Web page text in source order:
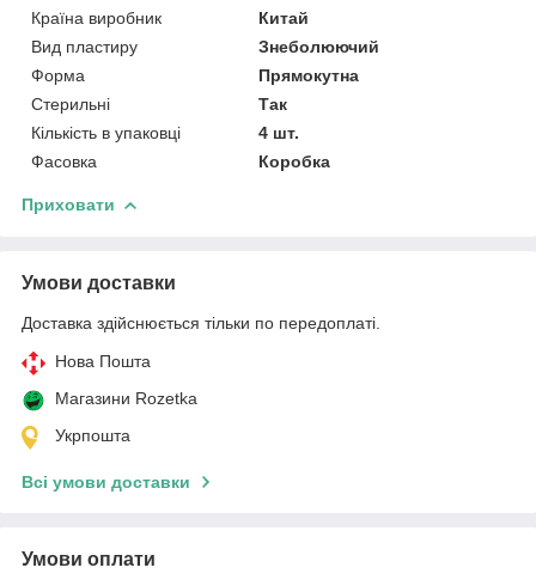
Країна виробник
Китай
Вид пластиру
Знеболюючий
Форма
Прямокутна
Стерильні
Так
Кількість в упаковці
4 шт.
Фасовка
Коробка
Приховати
Умови доставки
Доставка здійснюється тільки по передоплаті.
Нова Пошта
Магазини Rozetka
Укрпошта
Всі умови доставки
Умови оплати